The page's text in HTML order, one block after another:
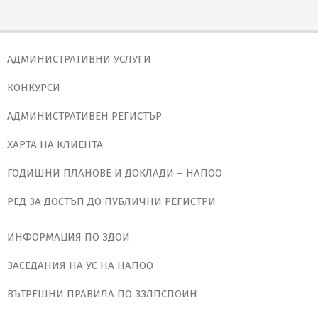
АДМИНИСТРАТИВНИ УСЛУГИ
КОНКУРСИ
АДМИНИСТРАТИВЕН РЕГИСТЪР
ХАРТА НА КЛИЕНТА
ГОДИШНИ ПЛАНОВЕ И ДОКЛАДИ – НАПОО
РЕД ЗА ДОСТЪП ДО ПУБЛИЧНИ РЕГИСТРИ
ИНФОРМАЦИЯ ПО ЗДОИ
ЗАСЕДАНИЯ НА УС НА НАПОО
ВЪТРЕШНИ ПРАВИЛА ПО ЗЗЛПСПОИН